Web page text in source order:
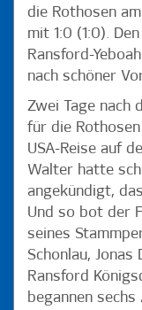
die Rothosen
mit 1:0 (1:0).
Ransford-
nach schöner
Zwei Tage nach
für die
USA-Reise auf
Walter hatte
angekündigt,
Und so bot der
seines
Schonlau, Jonas
Ransford
begannen